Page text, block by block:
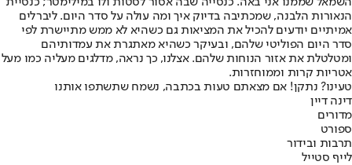
הנאורות הלבנה, שמכתיבה בדיוק איך ומה עולה על סדר היום. ליברלים
אמיתיים יודעים להכיל את המציאות גם כשהיא לא ממש מתיישרת לפי
סדר היום הפוליטי שלהם, ובעיקר כשהיא מאתגרת את עמדותיהם
ומטלטלת את אזור הנוחות שלהם. אצלנו, כך נראה, מדלגים מעליה כמו מעל
אטריות קרות וממוחזרות.
טעינו? נתקן! אם מצאתם טעות בכתבה, נשמח שתשתפו אותנו
דינה דיין
מדורים
ספורט
תרבות ובידור
לייף סטייל